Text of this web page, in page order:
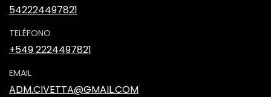
542224497821
TELÉFONO
+549 2224497821
EMAIL
ADM.CIVETTA@GMAIL.COM